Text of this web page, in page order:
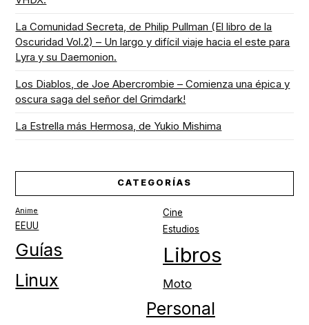
La Comunidad Secreta, de Philip Pullman (El libro de la
Oscuridad Vol.2) – Un largo y difícil viaje hacia el este para
Lyra y su Daemonion.
Los Diablos, de Joe Abercrombie – Comienza una épica y
oscura saga del señor del Grimdark!
La Estrella más Hermosa, de Yukio Mishima
CATEGORÍAS
Anime
Cine
EEUU
Estudios
Guías Libros
Linux Moto
Personal